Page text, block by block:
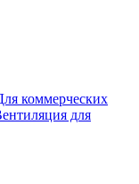
коммерческих
для